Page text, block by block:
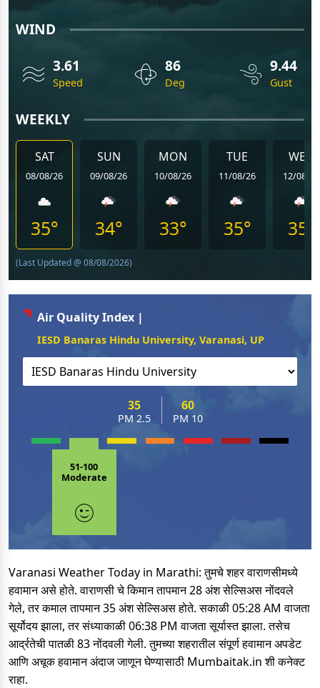
WIND
3.61
Speed
86
Deg
9.44
Gust
WEEKLY
SAT
08/08/26
35°
SUN
09/08/26
34°
MON
10/08/26
33°
TUE
11/08/26
35°
WED
12/08/26
35°
(Last Updated @ 08/08/2026)
Air Quality Index |
IESD Banaras Hindu University, Varanasi, UP
35
PM 2.5
60
PM 10
51-100
Moderate
Varanasi Weather Today in Marathi: तुमचे शहर वाराणसीमध्ये
हवामान असे होते. वाराणसी चे किमान तापमान 28 अंश सेल्सिअस नोंदवले
गेले, तर कमाल तापमान 35 अंश सेल्सिअस होते. सकाळी 05:28 AM वाजता
सूर्योदय झाला, तर संध्याकाळी 06:38 PM वाजता सूर्यास्त झाला. तसेच
आर्द्रतेची पातळी 83 नोंदवली गेली. तुमच्या शहरातील संपूर्ण हवामान अपडेट
आणि अचूक हवामान अंदाज जाणून घेण्यासाठी Mumbaitak.in शी कनेक्ट
राहा.